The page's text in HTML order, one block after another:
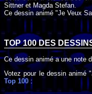
SittneretMagda Stefan
Ce dessin animé "Je Veux
TOP 100 DES
Ce dessin animé a une note
Votez pour le dessin animé
Top 100 :